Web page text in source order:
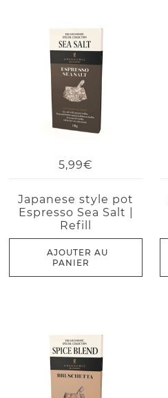
5,99€
Japanese style pot
Espresso Sea Salt |
Refill
AJOUTER AU
PANIER